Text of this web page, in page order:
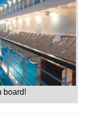
board!